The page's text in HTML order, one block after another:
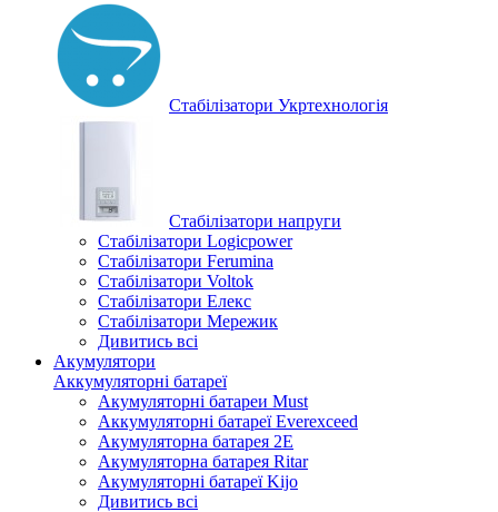
Стабілізатори Укртехнологія
Стабілізатори напруги
Стабілізатори Logicpower
Стабілізатори Ferumina
Стабілізатори Voltok
Стабілізатори Елекс
Стабілізатори Мережик
Дивитись всі
Акумулятори
Аккумуляторні батареї
Акумуляторні батареи Must
Аккумуляторні батареї Everexceed
Акумуляторна батарея 2E
Акумуляторна батарея Ritar
Акумуляторні батареї Kijo
Дивитись всі